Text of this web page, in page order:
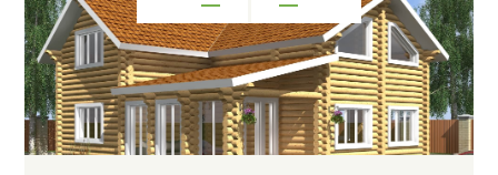
СМОТРЕТЬ ПРОЕКТЫ